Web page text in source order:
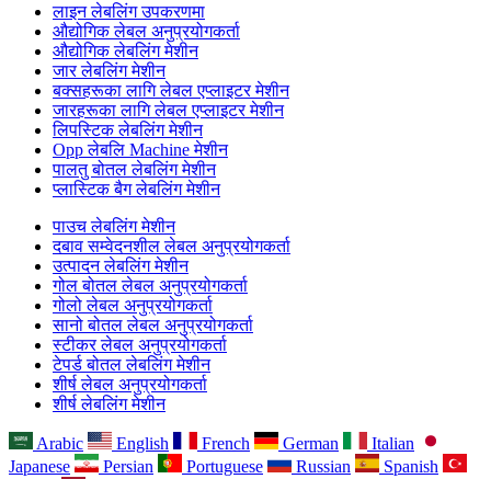
लाइन लेबलिंग उपकरणमा
औद्योगिक लेबल अनुप्रयोगकर्ता
औद्योगिक लेबलिंग मेशीन
जार लेबलिंग मेशीन
बक्सहरूका लागि लेबल एप्लाइटर मेशीन
जारहरूका लागि लेबल एप्लाइटर मेशीन
लिपस्टिक लेबलिंग मेशीन
Opp लेबलि Machine मेशीन
पालतु बोतल लेबलिंग मेशीन
प्लास्टिक बैग लेबलिंग मेशीन
पाउच लेबलिंग मेशीन
दबाव सम्वेदनशील लेबल अनुप्रयोगकर्ता
उत्पादन लेबलिंग मेशीन
गोल बोतल लेबल अनुप्रयोगकर्ता
गोलो लेबल अनुप्रयोगकर्ता
सानो बोतल लेबल अनुप्रयोगकर्ता
स्टीकर लेबल अनुप्रयोगकर्ता
टेपर्ड बोतल लेबलिंग मेशीन
शीर्ष लेबल अनुप्रयोगकर्ता
शीर्ष लेबलिंग मेशीन
Arabic English French German
Italian
Japanese
Persian Portuguese Russian Spanish